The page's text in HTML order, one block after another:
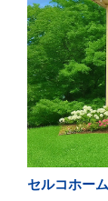
セルコホー